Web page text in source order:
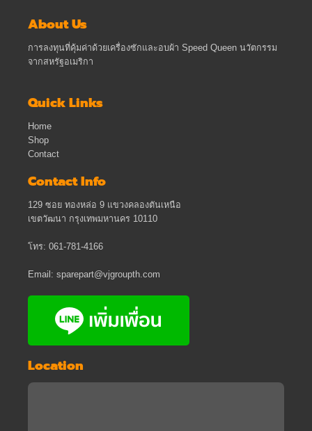
About Us
การลงทุนที่คุ้มค่าด้วยเครื่องซักและอบผ้า Speed Queen นวัตกรรม
จากสหรัฐอเมริกา
Quick Links
Home
Shop
Contact
Contact Info
129 ซอย ทองหล่อ 9 แขวงคลองตันเหนือ
เขตวัฒนา กรุงเทพมหานคร 10110
โทร: 061-781-4166
Email: sparepart@vjgroupth.com
Location